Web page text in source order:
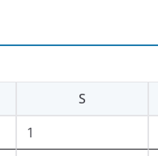
S
1